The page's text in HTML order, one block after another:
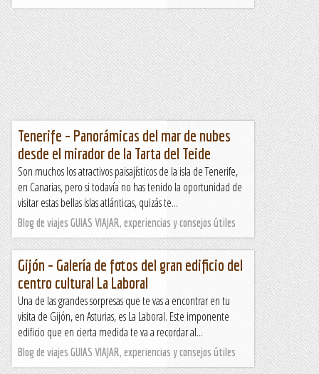
Tenerife – Panorámicas del mar de nubes
desde el mirador de la Tarta del Teide
Son muchos los atractivos paisajísticos de la isla de Tenerife,
en Canarias, pero si todavía no has tenido la oportunidad de
visitar estas bellas islas atlánticas, quizás te...
Blog de viajes GUIAS VIAJAR, experiencias y consejos útiles
Gijón – Galería de fotos del gran edificio del
centro cultural La Laboral
Una de las grandes sorpresas que te vas a encontrar en tu
visita de Gijón, en Asturias, es La Laboral. Este imponente
edificio que en cierta medida te va a recordar al...
Blog de viajes GUIAS VIAJAR, experiencias y consejos útiles